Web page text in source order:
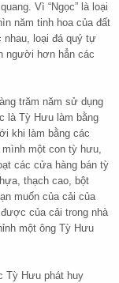
Vì “Ngọc” là loại
năm tinh hoa của đất
loại đá quý tự
người hơn hẳn các
trăm năm sử dụng
là Tỳ Hưu làm bằng
khi làm bằng các
mình một con tỳ hưu,
các cửa hàng bán tỳ
thạch cao, bột
muốn của cải của
của cải trong nhà
một ông Tỳ Hưu
Tỳ Hưu phát huy